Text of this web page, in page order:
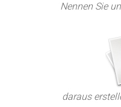
Nennen Sie
daraus